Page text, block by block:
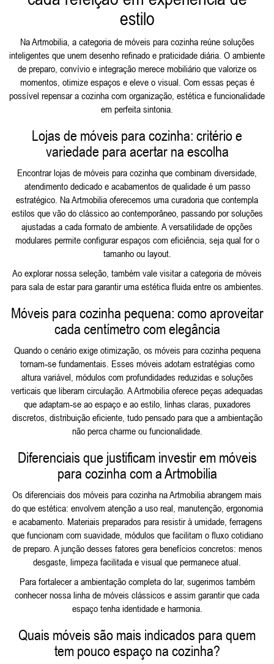
estilo
Na Artmobilia, a categoria de móveis para cozinha reúne soluções
inteligentes que unem desenho refinado e praticidade diária. O ambiente
de preparo, convívio e integração merece mobiliário que valorize os
momentos, otimize espaços e eleve o visual. Com essas peças é
possível repensar a cozinha com organização, estética e funcionalidade
em perfeita sintonia.
Lojas de móveis para cozinha: critério e
variedade para acertar na escolha
Encontrar lojas de móveis para cozinha que combinam diversidade,
atendimento dedicado e acabamentos de qualidade é um passo
estratégico. Na Artmobilia oferecemos uma curadoria que contempla
estilos que vão do clássico ao contemporâneo, passando por soluções
ajustadas a cada formato de ambiente. A versatilidade de opções
modulares permite configurar espaços com eficiência, seja qual for o
tamanho ou layout.
Ao explorar nossa seleção, também vale visitar a categoria de móveis
para sala de estarpara garantir uma estética fluida entre os ambientes.
Móveis para cozinha pequena: como aproveitar
cada centímetro com elegância
Quando o cenário exige otimização, os móveis para cozinha pequena
tornam‑se fundamentais. Esses móveis adotam estratégias como
altura variável, módulos com profundidades reduzidas e soluções
verticais que liberam circulação. A Artmobilia oferece peças adequadas
que adaptam‑se ao espaço e ao estilo, linhas claras, puxadores
discretos, distribuição eficiente, tudo pensado para que a ambientação
não perca charme ou funcionalidade.
Diferenciais que justificam investir em móveis
para cozinha com a Artmobilia
Os diferenciais dos móveis para cozinha na Artmobilia abrangem mais
do que estética: envolvem atenção a uso real, manutenção, ergonomia
e acabamento. Materiais preparados para resistir à umidade, ferragens
que funcionam com suavidade, módulos que facilitam o fluxo cotidiano
de preparo. A junção desses fatores gera benefícios concretos: menos
desgaste, limpeza facilitada e visual que permanece atual.
Para fortalecer a ambientação completa do lar, sugerimos também
conhecer nossa linha de móveis clássicos e assim garantir que cada
espaço tenha identidade e harmonia.
Quais móveis são mais indicados para quem
tem pouco espaço na cozinha?